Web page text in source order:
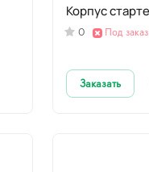
0 Под заказ
Заказать